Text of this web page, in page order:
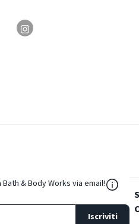
& Body Works via email!
Iscriviti